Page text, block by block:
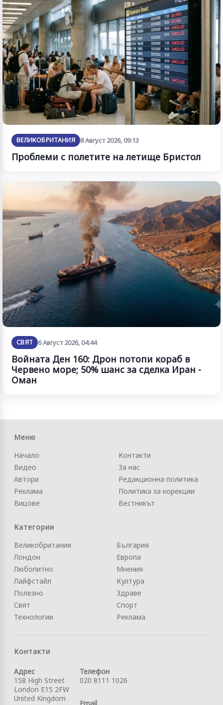
ВЕЛИКОБРИТАНИЯ 8 Август 2026, 09:13
Проблеми с полетите на летище Бристол
СВЯТ 6 Август 2026, 04:44
Войната Ден 160: Дрон потопи кораб в
Червено море; 50% шанс за сделка Иран -
Оман
Меню
Начало
Видео
Автори
Реклама
Вицове
Контакти
За нас
Редакционна политика
Политика за корекции
Вестникът
Категории
Великобритания
Лондон
Любопитно
Лайфстайл
Полезно
Свят
Технологии
България
Европа
Мнения
Култура
Здраве
Спорт
Реклама
Контакти
Адрес
158 High Street
London E15 2FW
United Kingdom
Телефон
020 8111 1026